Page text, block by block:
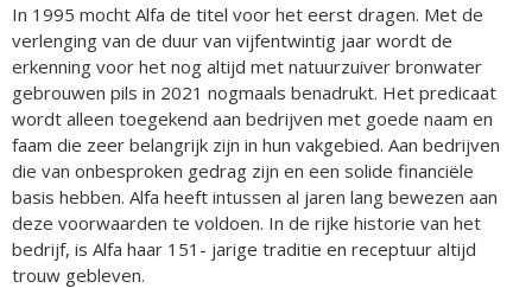
In 1995 mocht Alfa de titel voor het eerst dragen. Met de
verlenging van de duur van vijfentwintig jaar wordt de
erkenning voor het nog altijd met natuurzuiver bronwater
gebrouwen pils in 2021 nogmaals benadrukt. Het predicaat
wordt alleen toegekend aan bedrijven met goede naam en
faam die zeer belangrijk zijn in hun vakgebied. Aan bedrijven
die van onbesproken gedrag zijn en een solide financiële
basis hebben. Alfa heeft intussen al jaren lang bewezen aan
deze voorwaarden te voldoen. In de rijke historie van het
bedrijf, is Alfa haar 151- jarige traditie en receptuur altijd
trouw gebleven.